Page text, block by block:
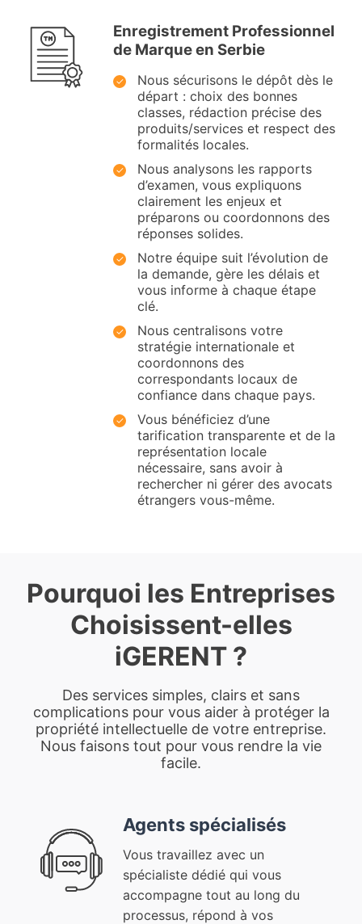
Enregistrement Professionnel
de Marque en Serbie
Nous sécurisons le dépôt dès le
départ : choix des bonnes
classes, rédaction précise des
produits/services et respect des
formalités locales.
Nous analysons les rapports
d’examen, vous expliquons
clairement les enjeux et
préparons ou coordonnons des
réponses solides.
Notre équipe suit l’évolution de
la demande, gère les délais et
vous informe à chaque étape
clé.
Nous centralisons votre
stratégie internationale et
coordonnons des
correspondants locaux de
confiance dans chaque pays.
Vous bénéficiez d’une
tarification transparente et de la
représentation locale
nécessaire, sans avoir à
rechercher ni gérer des avocats
étrangers vous-même.
Pourquoi les Entreprises
Choisissent-elles
iGERENT ?
Des services simples, clairs et sans
complications pour vous aider à protéger la
propriété intellectuelle de votre entreprise.
Nous faisons tout pour vous rendre la vie
facile.
Agents spécialisés
Vous travaillez avec un
spécialiste dédié qui vous
accompagne tout au long du
processus, répond à vos